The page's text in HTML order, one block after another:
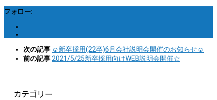
フォロー:
次の記事 ☺新卒採用(22卒)6月会社説明会開催のお知らせ☺
前の記事2021/5/25新卒採用向けWEB説明会開催☆
カテゴリー